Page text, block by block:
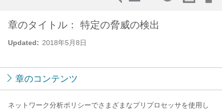
Updated: 2018年5月8日
章のタイトル： 特定の脅威の検出
章のコンテンツ
ネットワーク分析ポリシーでさまざまなプリプロセッサを使用し